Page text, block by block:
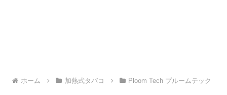
ホーム 加熱式タバコ Ploom Tech プルームテック